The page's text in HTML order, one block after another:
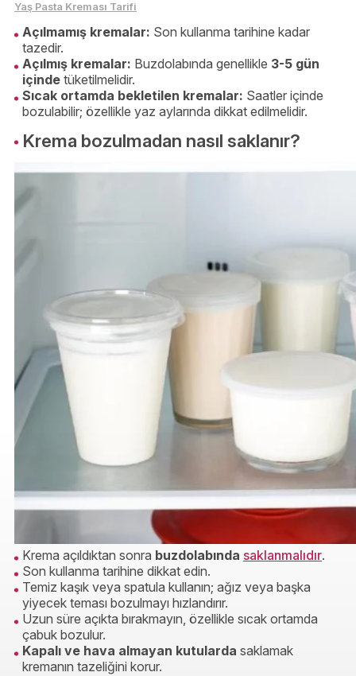
Yaş Pasta Kreması Tarifi
Açılmamış kremalar: Son kullanma tarihine kadar
tazedir.
Açılmış kremalar: Buzdolabında genellikle 3-5 gün
içinde tüketilmelidir.
Sıcak ortamda bekletilen kremalar: Saatler içinde
bozulabilir; özellikle yaz aylarında dikkat edilmelidir.
Krema bozulmadan nasıl saklanır?
Krema açıldıktan sonra buzdolabında saklanmalıdır.
Son kullanma tarihine dikkat edin.
Temiz kaşık veya spatula kullanın; ağız veya başka
yiyecek teması bozulmayı hızlandırır.
Uzun süre açıkta bırakmayın, özellikle sıcak ortamda
çabuk bozulur.
Kapalı ve hava almayan kutularda saklamak
kremanın tazeliğini korur.